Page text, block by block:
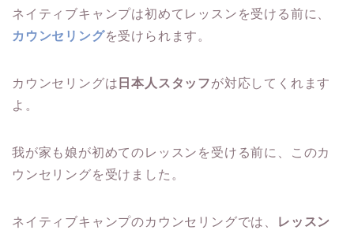
ネイティブキャンプは初めてレッスンを受ける前に、
カウンセリングを受けられます。
カウンセリングは 日本人スタッフが対応してくれます
よ。
我が家も娘が初めてのレッスンを受ける前に、このカ
ウンセリングを受けました。
ネイティブキャンプのカウンセリングでは、
レッスン